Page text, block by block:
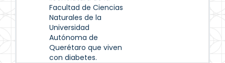
Facultad de Ciencias
Naturales de la
Universidad
Autónoma de
Querétaro que viven
con diabetes.